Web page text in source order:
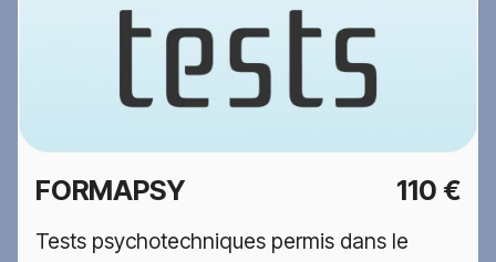
FORMAPSY 110 €
Tests psychotechniques permis dans le